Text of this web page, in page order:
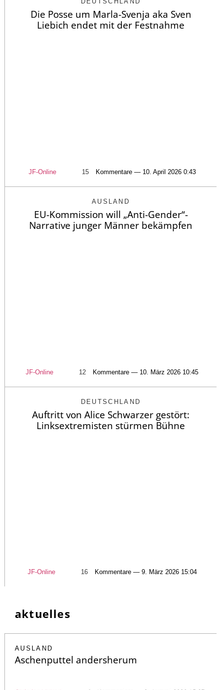
Die Posse um Marla-Svenja aka Sven
Liebich endet mit der Festnahme
JF-Online 15 Kommentare — 10. April 2026 0:43
AUSLAND
EU-Kommission will „Anti-Gender“-
Narrative junger Männer bekämpfen
JF-Online 12 Kommentare — 10. März 2026 10:45
DEUTSCHLAND
Auftritt von Alice Schwarzer gestört:
Linksextremisten stürmen Bühne
JF-Online 16 Kommentare — 9. März 2026 15:04
aktuelles
AUSLAND
Aschenputtel andersherum